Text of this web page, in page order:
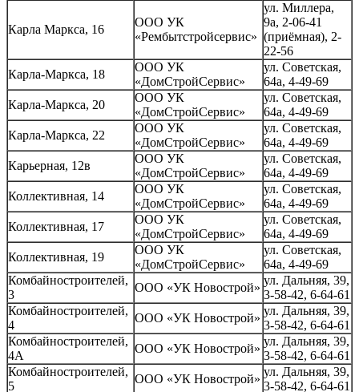
Карла Маркса, 16
ООО УК
«Рембытстройсервис»
ул. Миллера,
9а, 2-06-41
(приёмная), 2-
22-56
Карла-Маркса, 18
ООО УК
«ДомСтройСервис»
ул. Советская,
64а, 4-49-69
Карла-Маркса, 20
ООО УК
«ДомСтройСервис»
ул. Советская,
64а, 4-49-69
Карла-Маркса, 22
ООО УК
«ДомСтройСервис»
ул. Советская,
64а, 4-49-69
Карьерная, 12в
ООО УК
«ДомСтройСервис»
ул. Советская,
64а, 4-49-69
Коллективная, 14
ООО УК
«ДомСтройСервис»
ул. Советская,
64а, 4-49-69
Коллективная, 17
ООО УК
«ДомСтройСервис»
ул. Советская,
64а, 4-49-69
Коллективная, 19
ООО УК
«ДомСтройСервис»
ул. Советская,
64а, 4-49-69
Комбайностроителей,
3
ООО «УК Новострой»
ул. Дальняя, 39,
3-58-42, 6-64-61
Комбайностроителей,
4
ООО «УК Новострой»
ул. Дальняя, 39,
3-58-42, 6-64-61
Комбайностроителей,
4А
ООО «УК Новострой»
ул. Дальняя, 39,
3-58-42, 6-64-61
Комбайностроителей,
5
ООО «УК Новострой»
ул. Дальняя, 39,
3-58-42, 6-64-61